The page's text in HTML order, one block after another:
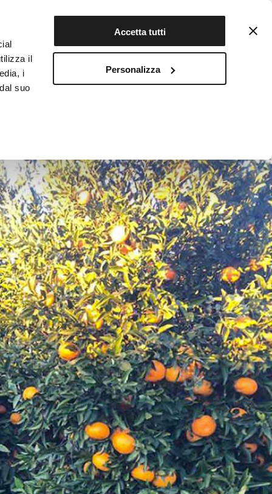
il
i
suo
Accetta tutti
Personalizza
Registrati
INFOTEKA CIBO AUTENTICO